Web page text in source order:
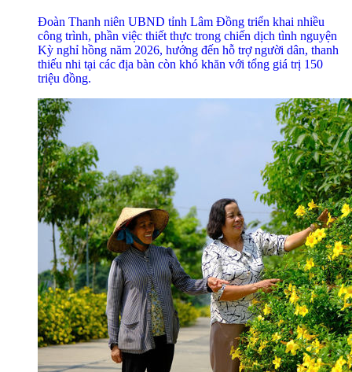
Đoàn Thanh niên UBND tỉnh Lâm Đồng triển khai nhiều
công trình, phần việc thiết thực trong chiến dịch tình nguyện
Kỳ nghỉ hồng năm 2026, hướng đến hỗ trợ người dân, thanh
thiếu nhi tại các địa bàn còn khó khăn với tổng giá trị 150
triệu đồng.